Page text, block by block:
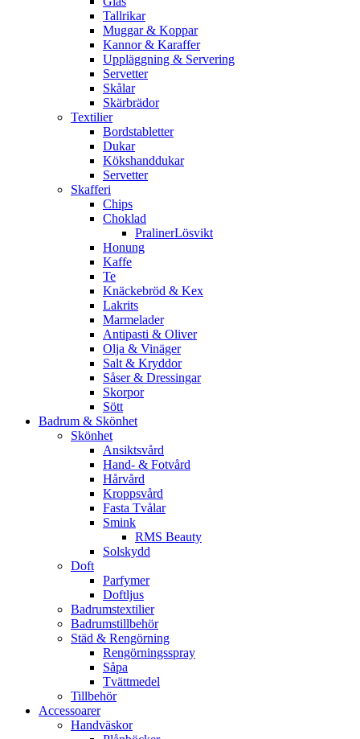
Tallrikar
Muggar & Koppar
Kannor & Karaffer
Uppläggning & Servering
Servetter
Skålar
Skärbrädor
Textilier
Bordstabletter
Dukar
Kökshanddukar
Servetter
Skafferi
Chips
Choklad
PralinerLösvikt
Honung
Kaffe
Te
Knäckebröd & Kex
Lakrits
Marmelader
Antipasti & Oliver
Olja & Vinäger
Salt & Kryddor
Såser & Dressingar
Skorpor
Sött
Badrum & Skönhet
Skönhet
Ansiktsvård
Hand- & Fotvård
Hårvård
Kroppsvård
Fasta Tvålar
Smink
RMS Beauty
Solskydd
Doft
Parfymer
Doftljus
Badrumstextilier
Badrumstillbehör
Städ & Rengörning
Rengörningsspray
Såpa
Tvättmedel
Tillbehör
Accessoarer
Handväskor